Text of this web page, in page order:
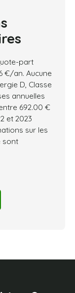
part
€/an. Aucune
D, Classe
annuelles
692.00 €
et 2023
sur les
sont